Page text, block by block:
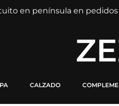
en península en pedidos
CALZADO